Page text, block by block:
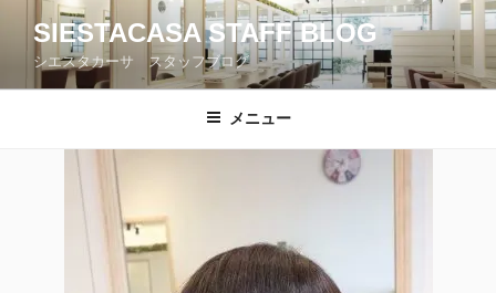
ン
SIESTACASA STAFF BLOG
シエスタカーサ スタッフブログ
メニュー